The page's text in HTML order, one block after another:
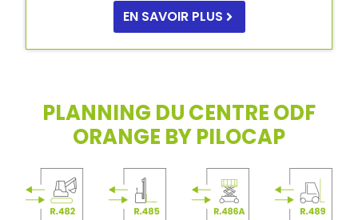
EN SAVOIR PLUS
PLANNING DU CENTRE ODF
ORANGE BY PILOCAP